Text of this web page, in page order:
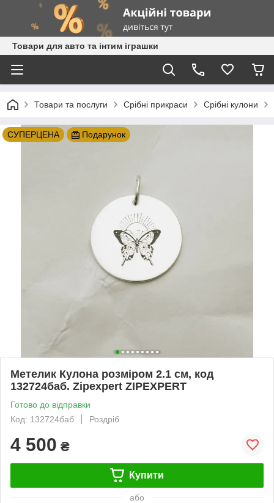
Товари для авто та інтим іграшки
Товари та послуги Срібні прикраси Срібні кулони
СУПЕРЦЕНА Подарунок
Метелик Кулона розміром 2.1 см, код
132724баб. Zipexpert ZIPEXPERT
Готово до відправки
Код: 132724баб
Роздріб
4 500 ₴
Купити
або